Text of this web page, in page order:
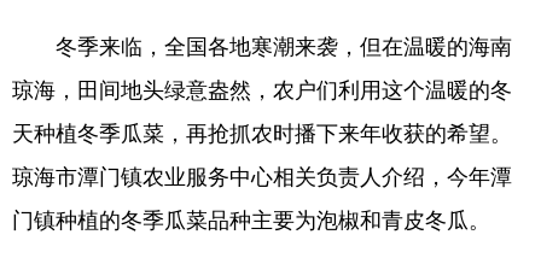
冬季来临，全国各地寒潮来袭，但在温暖的海南
琼海，田间地头绿意盎然，农户们利用这个温暖的冬
天种植冬季瓜菜，再抢抓农时播下来年收获的希望。
琼海市潭门镇农业服务中心相关负责人介绍，今年潭
门镇种植的冬季瓜菜品种主要为泡椒和青皮冬瓜。